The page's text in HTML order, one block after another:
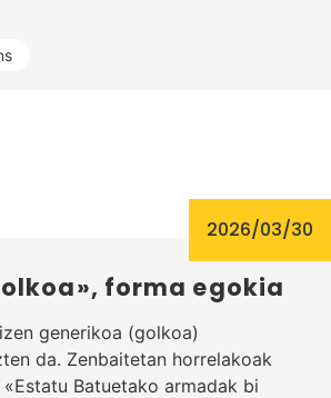
2026/03/30
forma egokia
generikoa (golkoa)
da. Zenbaitetan horrelakoak
Batuetako armadak bi